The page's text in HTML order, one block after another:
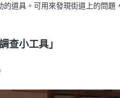
道具。可用來發現街道上的問題
查小工具」